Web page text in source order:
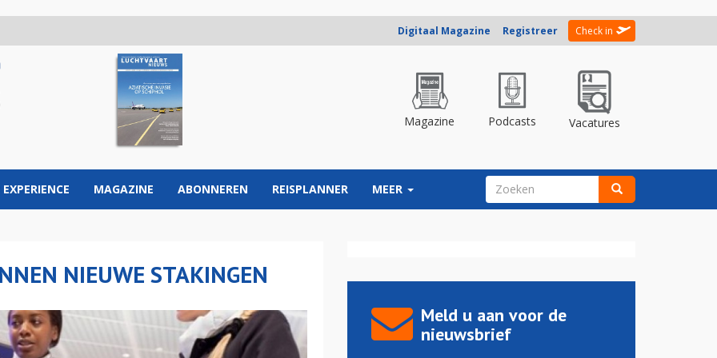
Digitaal Magazine Registreer Check in
Magazine Podcasts Vacatures
EXPERIENCE MAGAZINE ABONNEREN REISPLANNER MEER ZOEKVELD
NIEUWE STAKINGEN
Meld u aan voor de
nieuwsbrief